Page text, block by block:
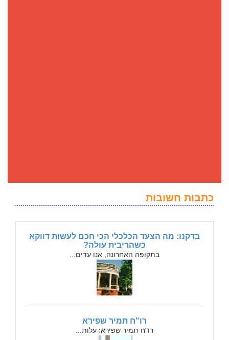
כתבות חשובות
בדקנו: מה הצעד הכלכלי הכי חכם לעשות דווקא
כשהריבית עולה?
בתקופה האחרונה, אנו עדים...
רו"ח תמיר שפירא
רו"ח תמיר שפירא: עלות...